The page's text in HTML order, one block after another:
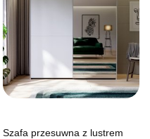
Szafa przesuwna z lustrem